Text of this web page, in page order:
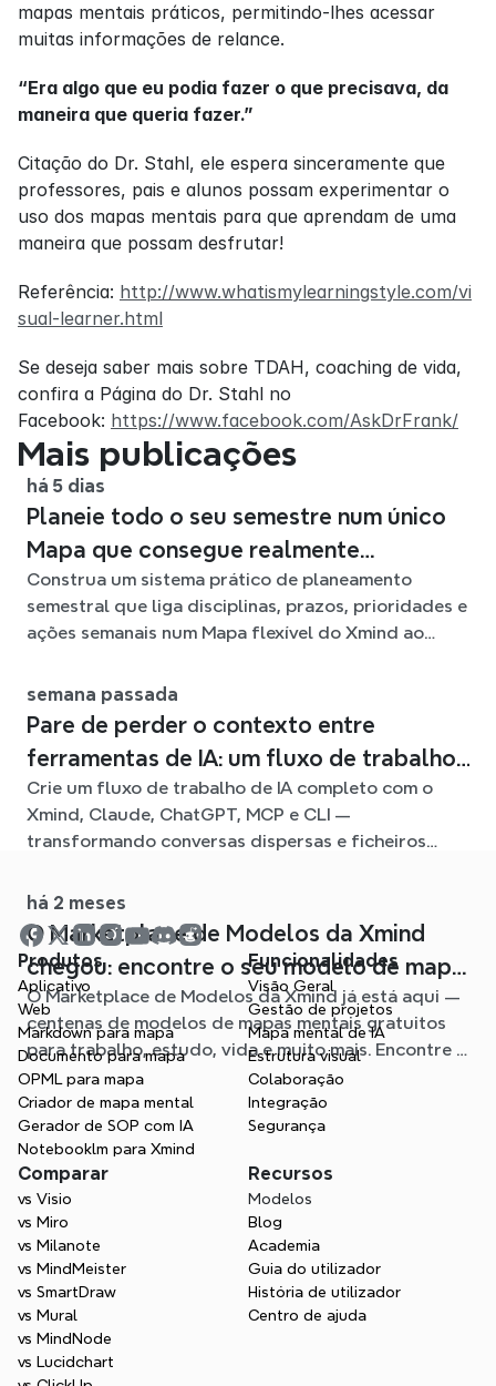
mapas mentais práticos, permitindo-lhes acessar
muitas informações de relance.
“Era algo que eu podia fazer o que precisava, da
maneira que queria fazer.”
Citação do Dr. Stahl, ele espera sinceramente que
professores, pais e alunos possam experimentar o
uso dos mapas mentais para que aprendam de uma
maneira que possam desfrutar!
Referência: http://www.whatismylearningstyle.com/vi
sual-learner.html
Se deseja saber mais sobre TDAH, coaching de vida,
confira a Página do Dr. Stahl no
Facebook: https://www.facebook.com/AskDrFrank/
Mais publicações
há 5 dias
Planeie todo o seu semestre num único
Mapa que consegue realmente
acompanhar
Construa um sistema prático de planeamento
semestral que liga disciplinas, prazos, prioridades e
ações semanais num Mapa flexível do Xmind ao
semana passada
Pare de perder o contexto entre
ferramentas de IA: um fluxo de trabalho
ligado com o Xmind
Crie um fluxo de trabalho de IA completo com o
Xmind, Claude, ChatGPT, MCP e CLI —
transformando conversas dispersas e ficheiros
há 2 meses
O Marketplace de Modelos da Xmind
chegou: encontre o seu modelo de mapa
mental para qualquer situação
O Marketplace de Modelos da Xmind já está aqui —
centenas de modelos de mapas mentais gratuitos
para trabalho, estudo, vida e muito mais. Encontre o
ponto de partida ideal e evite a página em branco.
Produtos
Aplicativo
Web
Markdown para mapa
Documento para mapa
OPML para mapa
Criador de mapa mental
Gerador de SOP com IA
Notebooklm para Xmind
Funcionalidades
Visão Geral
Gestão de projetos
Mapa mental de IA
Estrutura visual
Colaboração
Integração
Segurança
Comparar
vs Visio
vs Miro
vs Milanote
vs MindMeister
vs SmartDraw
vs Mural
vs MindNode
vs Lucidchart
Recursos
Modelos
Blog
Academia
Guia do utilizador
História de utilizador
Centro de ajuda